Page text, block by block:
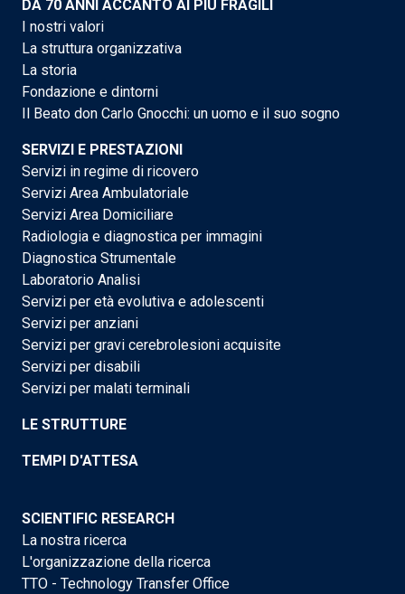
DA 70 ANNI ACCANTO AI PIÙ FRAGILI
I nostri valori
La struttura organizzativa
La storia
Fondazione e dintorni
Il Beato don Carlo Gnocchi: un uomo e il suo sogno
SERVIZI E PRESTAZIONI
Servizi in regime di ricovero
Servizi Area Ambulatoriale
Servizi Area Domiciliare
Radiologia e diagnostica per immagini
Diagnostica Strumentale
Laboratorio Analisi
Servizi per età evolutiva e adolescenti
Servizi per anziani
Servizi per gravi cerebrolesioni acquisite
Servizi per disabili
Servizi per malati terminali
LE STRUTTURE
TEMPI D'ATTESA
SCIENTIFIC RESEARCH
La nostra ricerca
L'organizzazione della ricerca
TTO - Technology Transfer Office